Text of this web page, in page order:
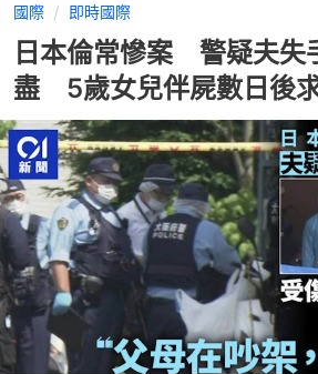
國際 即時國際
日本倫常慘案 警疑夫失
盡 5歲女兒伴屍數日後